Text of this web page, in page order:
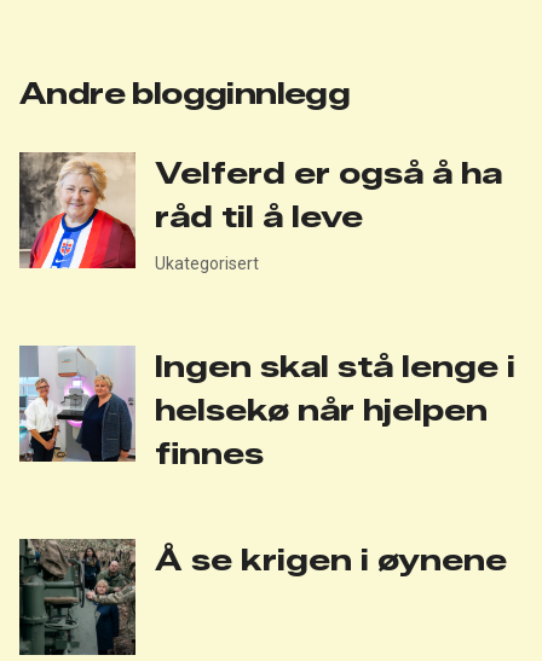
Andre blogginnlegg
Velferd er også å ha
råd til å leve
Ukategorisert
Ingen skal stå lenge i
helsekø når hjelpen
finnes
Å se krigen i øynene